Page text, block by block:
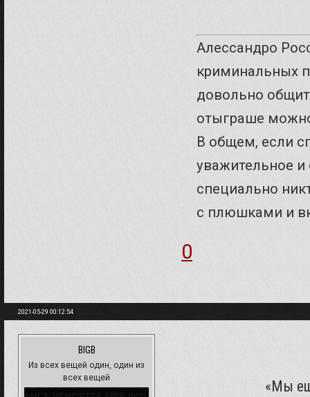
Алессандро
криминальных
довольно
отыграше
В общем, если
уважительное
специально
с плюшками и
0
2021-05-29 00:12:54
BIGB
Из всех вещей один, один из
всех вещей
«Мы